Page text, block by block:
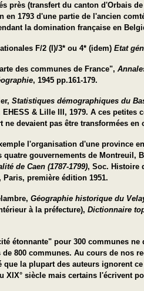
près (transfert du canton d'Orbais
en 1793 d'une partie de l'ancien
la domination française en
F/2 ( I)/3* ou 4* (idem) Etat
des communes de France",
, 1945 pp.161-179.
Statistiques démographiques du
EHESS & Lille III, 1979. A ces petites
ne devaient pas être transformées en
l'organisation d'une province
quatre gouvernements de Montreuil,
de Caen (1787-1799), Soc. Histoire
Paris, première édition 1951.
Géographie historique du
à la préfecture), Dictionnaire
étonnante" pour 300 communes ne
800 communes. Au cours de nos
que la plupart des auteurs ignorent
XIX° siècle mais certains l'écrivent